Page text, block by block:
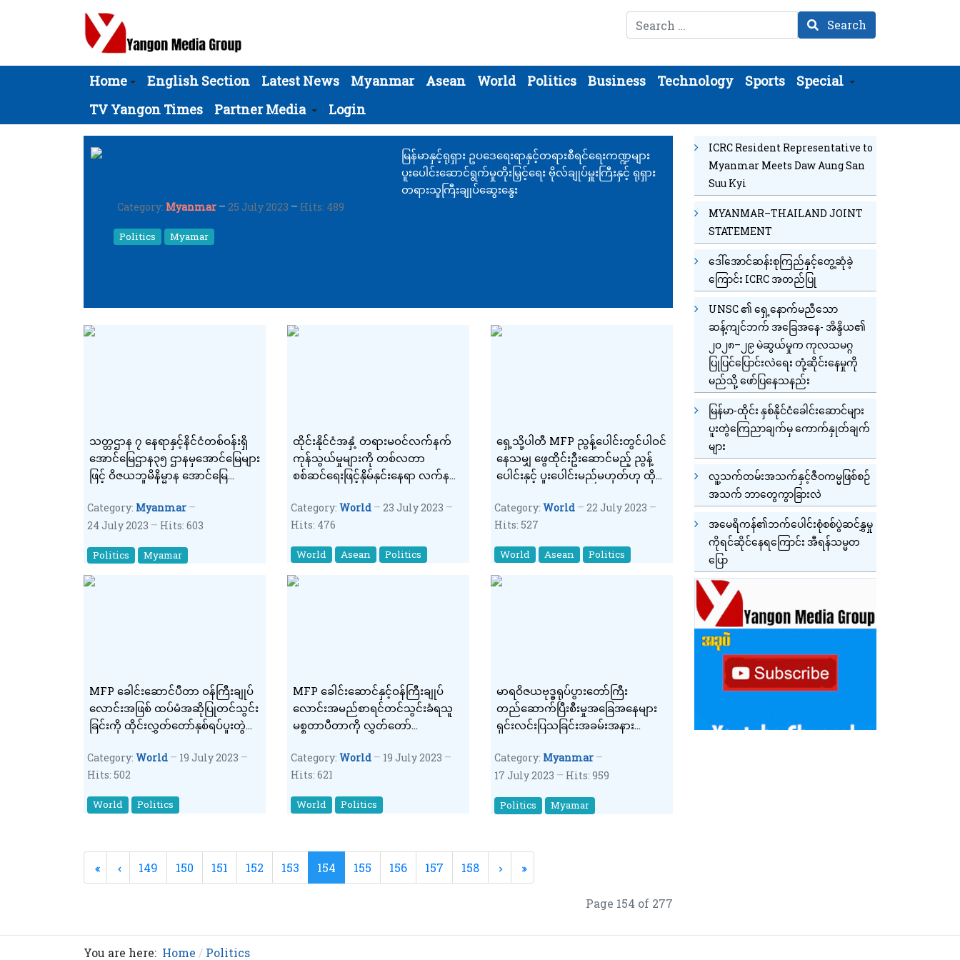
Search Search
Home English Section Latest News Myanmar Asean World Politics Business Technology Sports
Special
TV Yangon Times
Partner Media Login
မြန်မာနှင့်ရုရှား ဥပဒေရေးရာနှင့်တရားစီရင်ရေးကဏ္ဍများ
ပူးပေါင်းဆောင်ရွက်မှုတိုးမြှင့်ရေး ဗိုလ်ချုပ်မှူးကြီးနှင့် ရုရှား
တရားသူကြီးချုပ်ဆွေးနွေး
Category: Myanmar 25 July 2023 Hits: 489
Politics Myamar
သတ္တဌာန ၇ နေရာနှင့်နိင်ငံတစ်ဝန်းရှိ
အောင်မြေဌာန၃၅ ဌာနမှအောင်မြေများ
ဖြင့် ဝိဇယဘူမိနိမ္မာန အောင်မြေ
Category: Myanmar
24 July 2023
Hits: 603
Politics Myamar
ထိုင်းနိုင်ငံအနှံ့ တရားမဝင်လက်နက်
ကုန်သွယ်မှုများကို တစ်လတာ
စစ်ဆင်ရေးဖြင့်နှိမ်နှင်းနေရာ လက်နက်
မျိုးစုံ ၄၄,၅၄၀ ဖမ်းဆီးရမိဟု ထိုင်းဒု
ရဲချုပ်ပြော
Category: World
23 July 2023
Hits: 476
World Asean Politics
ရှေ့သို့ပါတီ MFP ညွန့်ပေါင်းတွင်ပါဝင်
နေသမျှ ဖွေထိုင်းဦးဆောင်မည့် ညွန့်
ပေါင်းနှင့် ပူးပေါင်းမည်မဟုတ်ဟု ထိုင်း
Category: World
22 July 2023
Hits: 527
World Asean Politics
MFP ခေါင်းဆောင်ပီတာ ဝန်ကြီးချုပ်
လောင်းအဖြစ် ထပ်မံအဆိုပြုတင်သွင်း
ခြင်းကို ထိုင်းလွှတ်တော်နှစ်ရပ်ပူးတွဲ
ဖြင့် ပယ်ချ
Category: World
19 July 2023
Hits: 502
World Politics
MFP ခေါင်းဆောင်နှင့်ဝန်ကြီးချုပ်
လောင်းအမည်စာရင်တင်သွင်းခံရသူ
မစ္စတာပီတာကို လွှတ်တော်
ကြောင်း ထိုင်းဖွဲ့စည်းပုံအခြေခံဥပဒေ
ခုံရုံးကဆုံးဖြတ်
Category: World
19 July 2023
Hits: 621
World Politics
မာရဝိဇယဗုဒ္ဓရုပ်ပွားတော်ကြီး
တည်ဆောက်ပြီးစီးမှုအခြေအနေများ
ရှင်းလင်းပြသခြင်းအခမ်းအနား
ယာယီသမ္မတ ဦးမြင့်ဆွေတို့တက်
ရောက်
Category: Myanmar
17 July 2023
Hits: 959
Politics Myamar
149 150 151 152 153 154 155 156 157 158
Page 154 of 277
ICRC Resident Representative to
Myanmar Meets Daw Aung San
Suu Kyi
MYANMAR–THAILAND JOINT
STATEMENT
ဒေါ်အောင်ဆန်းစုကြည်နှင့်တွေ့ဆုံခဲ့
ကြောင်း ICRC အတည်ပြု
UNSC ၏ ရှေ့နောက်မညီသော
ဆန့်ကျင်ဘက် အခြေအနေ- အိန္ဒိယ၏
၂၀၂၈–၂၉ မဲဆွယ်မှုက ကုလသမဂ္ဂ
ပြုပြင်ပြောင်းလဲရေး တုံ့ဆိုင်းနေမှုကို
မည်သို့ ဖော်ပြနေသနည်း
မြန်မာ-ထိုင်း နှစ်နိုင်ငံခေါင်းဆောင်များ
ပူးတွဲကြေညာချက်မှ ကောက်နှုတ်ချက်
များ
လူ့သက်တမ်းအသက်နှင့်ဇီဝကမ္မဖြစ်စဉ်
အသက် ဘာတွေကွာခြားလဲ
အမေရိကန်၏ဘက်ပေါင်းစုံစစ်ပွဲဆင်နွှမှု
ကိုရင်ဆိုင်နေရကြောင်း အီရန်သမ္မတ
ပြော
You are here: Home Politics